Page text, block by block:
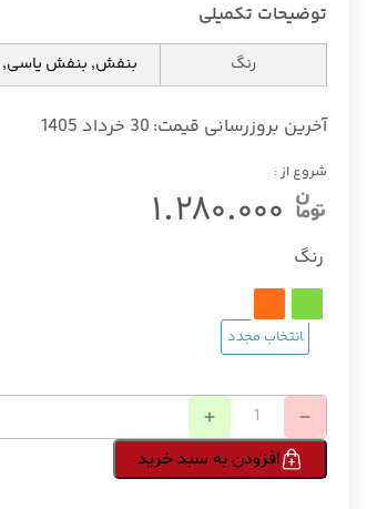
توضیحات تکمیلی
رنگ بنفش, بنفش یاسی,
آخرین بروزرسانی قیمت: 30 خرداد 1405
شروع از :
رنگ
افزودن به سبد خرید